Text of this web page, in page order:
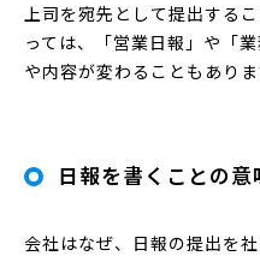
上司を宛先として提出する
っては、「営業日報」や「
や内容が変わることもありま
日報を書くことの意
会社はなぜ、日報の提出を